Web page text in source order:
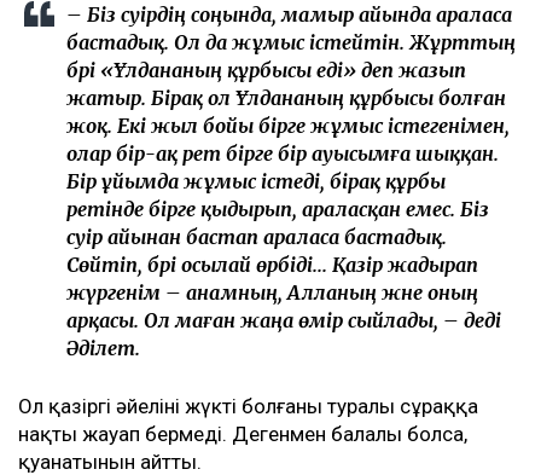
– Біз сәуірдің соңында, мамыр айында араласа
бастадық. Ол да жұмыс істейтін. Жұрттың
бәрі «Ұлдананың құрбысы еді» деп жазып
жатыр. Бірақ ол Ұлдананың құрбысы болған
жоқ. Екі жыл бойы бірге жұмыс істегенімен,
олар бір-ақ рет бірге бір ауысымға шыққан.
Бір ұйымда жұмыс істеді, бірақ құрбы
ретінде бірге қыдырып, араласқан емес. Біз
сәуір айынан бастап араласа бастадық.
Сөйтіп, бәрі осылай өрбіді... Қазір жадырап
жүргенім – анамның, Алланың және оның
арқасы. Ол маған жаңа өмір сыйлады, – деді
Әділет.
Ол қазіргі әйелінің жүкті болғаны туралы сұраққа
нақты жауап бермеді. Дегенмен балалы болса,
қуанатынын айтты.